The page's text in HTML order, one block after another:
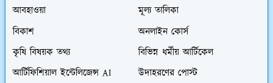
আবহাওয়া
মূল্য তালিকা
বিকাশ
অনলাইন কোর্স
কৃষি বিষয়ক তথ্য
বিভিন্ন ধর্মীয় আর্টিকেল
আর্টিফিশিয়াল ইন্টেলিজেন্স AI
উদাহরণের পোস্ট